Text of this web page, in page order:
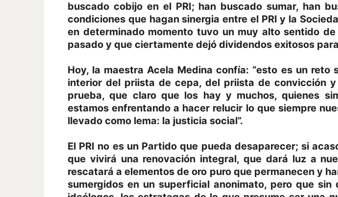
buscado cobijo en el PRI; han buscado sumar, han
condiciones que hagan sinergia entre el PRI y la
en determinado momento tuvo un muy alto sentido
pasado y que ciertamente dejó dividendos exitosos
Hoy, la maestra Acela Medina confía: “esto es un reto
interior del priista de cepa, del priista de convicción
prueba, que claro que los hay y muchos, quienes
estamos enfrentando a hacer relucir lo que siempre
llevado como lema: la justicia social”.
El PRI no es un Partido que pueda desaparecer; si
que vivirá una renovación integral, que dará luz a
rescatará a elementos de oro puro que permanecen y
sumergidos en un superficial anonimato, pero que sin